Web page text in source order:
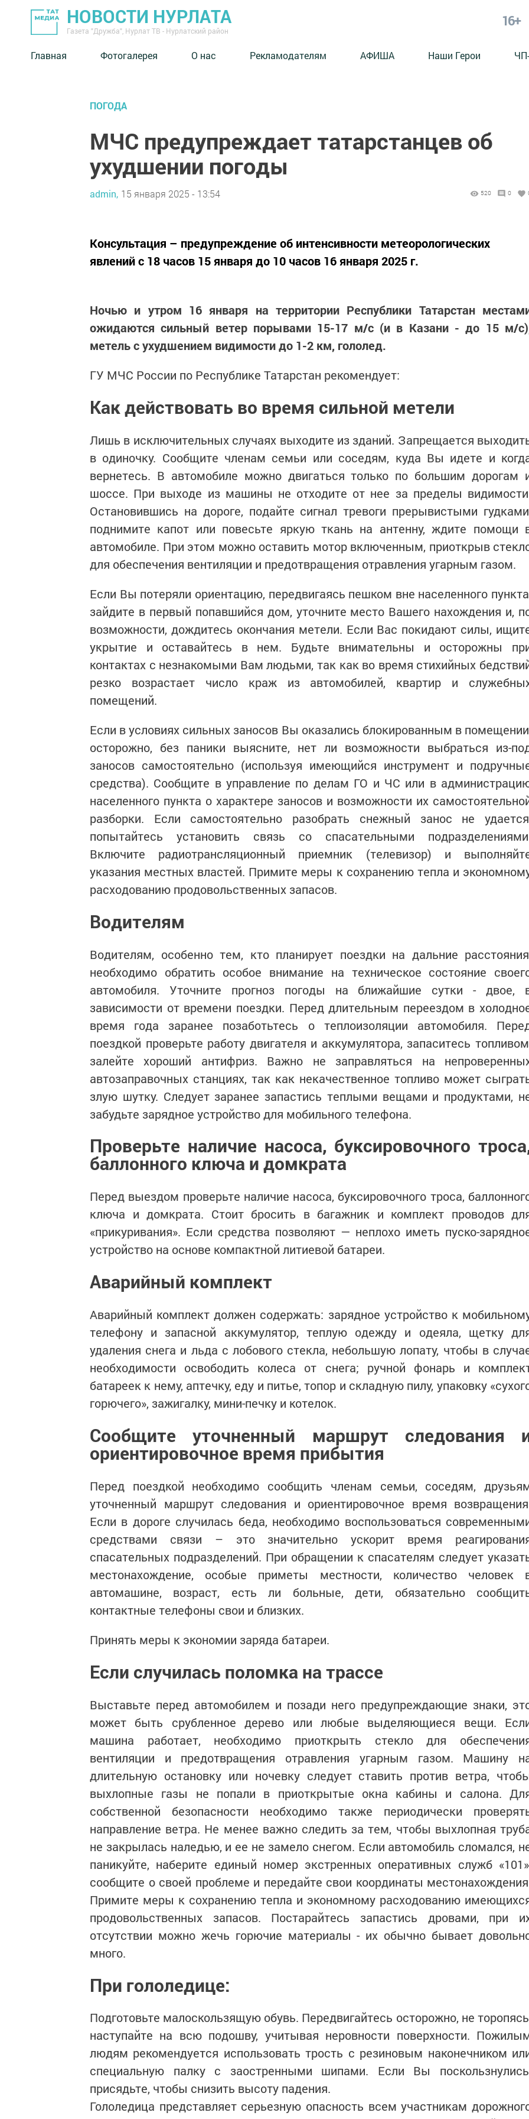
НОВОСТИ НУРЛАТА
Газета "Дружба", Нурлат ТВ - Нурлатский район
16+
Главная Фотогалерея О нас Рекламодателям АФИША Наши Герои
ПОГОДА
МЧС предупреждает татарстанцев об
ухудшении погоды
admin, 15 января 2025 - 13:54 520 0
Консультация – предупреждение об интенсивности метеорологических
явлений с 18 часов 15 января до 10 часов 16 января 2025 г.
Ночью и утром 16 января на территории Республики Татарстан
ожидаются сильный ветер порывами 15-17 м/с (и в Казани - до 15 м/
метель с ухудшением видимости до 1-2 км, гололед.
ГУ МЧС России по Республике Татарстан рекомендует:
Как действовать во время сильной метели
Лишь в исключительных случаях выходите из зданий. Запрещается
в одиночку. Сообщите членам семьи или соседям, куда Вы идете и
вернетесь. В автомобиле можно двигаться только по большим дорогам
шоссе. При выходе из машины не отходите от нее за пределы
Остановившись на дороге, подайте сигнал тревоги прерывистыми
поднимите капот или повесьте яркую ткань на антенну, ждите помощи
автомобиле. При этом можно оставить мотор включенным, приоткрыв
для обеспечения вентиляции и предотвращения отравления угарным газом.
Если Вы потеряли ориентацию, передвигаясь пешком вне населенного
зайдите в первый попавшийся дом, уточните место Вашего нахождения и,
возможности, дождитесь окончания метели. Если Вас покидают силы,
укрытие и оставайтесь в нем. Будьте внимательны и осторожны
контактах с незнакомыми Вам людьми, так как во время стихийных
резко возрастает число краж из автомобилей, квартир и
помещений.
Если в условиях сильных заносов Вы оказались блокированным в
осторожно, без паники выясните, нет ли возможности выбраться из-
заносов самостоятельно (используя имеющийся инструмент и
средства). Сообщите в управление по делам ГО и ЧС или в
населенного пункта о характере заносов и возможности их
разборки. Если самостоятельно разобрать снежный занос не
попытайтесь установить связь со спасательными
Включите радиотрансляционный приемник (телевизор) и
указания местных властей. Примите меры к сохранению тепла и
расходованию продовольственных запасов.
Водителям
Водителям, особенно тем, кто планирует поездки на дальние
необходимо обратить особое внимание на техническое состояние
автомобиля. Уточните прогноз погоды на ближайшие сутки - двое,
зависимости от времени поездки. Перед длительным переездом в
время года заранее позаботьтесь о теплоизоляции автомобиля.
поездкой проверьте работу двигателя и аккумулятора, запаситесь
залейте хороший антифриз. Важно не заправляться на
автозаправочных станциях, так как некачественное топливо может
злую шутку. Следует заранее запастись теплыми вещами и продуктами,
забудьте зарядное устройство для мобильного телефона.
Проверьте наличие насоса, буксировочного
баллонного ключа и домкрата
Перед выездом проверьте наличие насоса, буксировочного троса,
ключа и домкрата. Стоит бросить в багажник и комплект проводов
«прикуривания». Если средства позволяют — неплохо иметь пуско-
устройство на основе компактной литиевой батареи.
Аварийный комплект
Аварийный комплект должен содержать: зарядное устройство к
телефону и запасной аккумулятор, теплую одежду и одеяла, щетку
удаления снега и льда с лобового стекла, небольшую лопату, чтобы в
необходимости освободить колеса от снега; ручной фонарь и
батареек к нему, аптечку, еду и питье, топор и складную пилу, упаковку
горючего», зажигалку, мини-печку и котелок.
Сообщите уточненный маршрут следования
ориентировочное время прибытия
Перед поездкой необходимо сообщить членам семьи, соседям,
уточненный маршрут следования и ориентировочное время
Если в дороге случилась беда, необходимо воспользоваться
средствами связи – это значительно ускорит время
спасательных подразделений. При обращении к спасателям следует
местонахождение, особые приметы местности, количество человек
автомашине, возраст, есть ли больные, дети, обязательно
контактные телефоны свои и близких.
Принять меры к экономии заряда батареи.
Если случилась поломка на трассе
Выставьте перед автомобилем и позади него предупреждающие знаки,
может быть срубленное дерево или любые выделяющиеся вещи.
машина работает, необходимо приоткрыть стекло для
вентиляции и предотвращения отравления угарным газом. Машину
длительную остановку или ночевку следует ставить против ветра,
выхлопные газы не попали в приоткрытые окна кабины и салона.
собственной безопасности необходимо также периодически
направление ветра. Не менее важно следить за тем, чтобы выхлопная
не закрылась наледью, и ее не замело снегом. Если автомобиль сломался,
паникуйте, наберите единый номер экстренных оперативных служб
сообщите о своей проблеме и передайте свои координаты
Примите меры к сохранению тепла и экономному расходованию
продовольственных запасов. Постарайтесь запастись дровами, при
отсутствии можно жечь горючие материалы - их обычно бывает
много.
При гололедице:
Подготовьте малоскользящую обувь. Передвигайтесь осторожно, не
наступайте на всю подошву, учитывая неровности поверхности.
людям рекомендуется использовать трость с резиновым наконечником
специальную палку с заостренными шипами. Если Вы
присядьте, чтобы снизить высоту падения.
Гололедица представляет серьезную опасность всем участникам